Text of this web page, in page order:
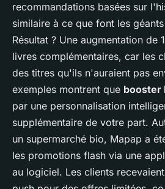
recommandations basées sur
similaire à ce que font les
Résultat ? Une augmentation de
livres complémentaires, car les
des titres qu'ils n'auraient pas
exemples montrent que booster
par une personnalisation
supplémentaire de votre part.
un supermarché bio, Mapap a
les promotions flash via une
au logiciel. Les clients